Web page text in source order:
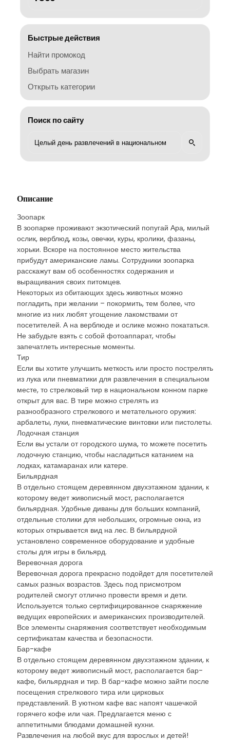
Быстрые действия
Найти промокод
Выбрать магазин
Открыть категории
Поиск по сайту
Описание
Зоопарк
В зоопарке проживают экзотический попугай Ара, милый
ослик, верблюд, козы, овечки, куры, кролики, фазаны,
хорьки. Вскоре на постоянное место жительства
прибудут американские ламы. Сотрудники зоопарка
расскажут вам об особенностях содержания и
выращивания своих питомцев.
Некоторых из обитающих здесь животных можно
погладить, при желании – покормить, тем более, что
многие из них любят угощение лакомствами от
посетителей. А на верблюде и ослике можно покататься.
Не забудьте взять с собой фотоаппарат, чтобы
запечатлеть интересные моменты.
Тир
Если вы хотите улучшить меткость или просто пострелять
из лука или пневматики для развлечения в специальном
месте, то стрелковый тир в национальном конном парке
открыт для вас. В тире можно стрелять из
разнообразного стрелкового и метательного оружия:
арбалеты, луки, пневматические винтовки или пистолеты.
Лодочная станция
Если вы устали от городского шума, то можете посетить
лодочную станцию, чтобы насладиться катанием на
лодках, катамаранах или катере.
Бильярдная
В отдельно стоящем деревянном двухэтажном здании, к
которому ведет живописный мост, располагается
бильярдная. Удобные диваны для больших компаний,
отдельные столики для небольших, огромные окна, из
которых открывается вид на лес. В бильярдной
установлено современное оборудование и удобные
столы для игры в бильярд.
Веревочная дорога
Веревочная дорога прекрасно подойдет для посетителей
самых разных возрастов. Здесь под присмотром
родителей смогут отлично провести время и дети.
Используется только сертифицированное снаряжение
ведущих европейских и американских производителей.
Все элементы снаряжения соответствует необходимым
сертификатам качества и безопасности.
Бар-кафе
В отдельно стоящем деревянном двухэтажном здании, к
которому ведет живописный мост, располагается бар-
кафе, бильярдная и тир. В бар-кафе можно зайти после
посещения стрелкового тира или цирковых
представлений. В уютном кафе вас напоят чашечкой
горячего кофе или чая. Предлагается меню с
аппетитными блюдами домашней кухни.
Развлечения на любой вкус для взрослых и детей!